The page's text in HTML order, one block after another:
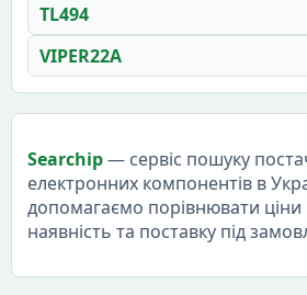
TL494
VIPER22A
Searchip— сервіс пошуку
електронних компонентів в
допомагаємо порівнювати ціни
наявність та поставку під